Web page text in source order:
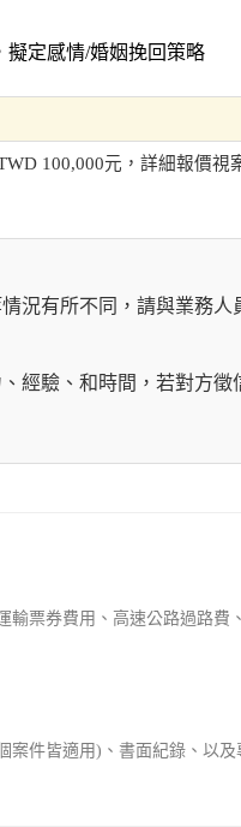
定感情/婚姻挽回策略
100,000元，詳細報價視
況有所不同，請與業務人
經驗、和時間，若對方徵
票券費用、高速公路過路費
件皆適用)、書面紀錄、以